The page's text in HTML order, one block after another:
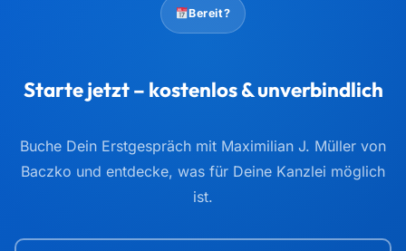
Bereit?
Starte jetzt – kostenlos & unverbindlich
Buche Dein Erstgespräch mit Maximilian J. Müller von
Baczko und entdecke, was für Deine Kanzlei möglich
ist.